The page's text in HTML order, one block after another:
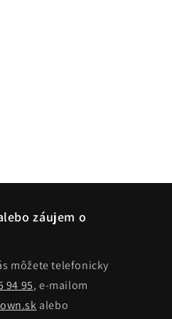
záujem o
môžete telefonicky
94 95, e-mailom
alebo